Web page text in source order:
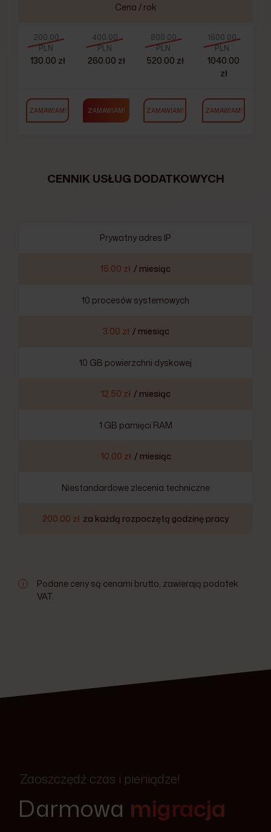
Cena / rok
200.00
PLN
130.00 zł
400.00
PLN
260.00 zł
800.00
PLN
520.00 zł
1600.00
PLN
1040.00
zł
ZAMAWIAM! ZAMAWIAM! ZAMAWIAM! ZAMAWIAM!
CENNIK USŁUG DODATKOWYCH
Prywatny adres IP
15.00 zł / miesiąc
10 procesów systemowych
3.00 zł / miesiąc
10 GB powierzchni dyskowej
12.50 zł / miesiąc
1 GB pamięci RAM
10.00 zł / miesiąc
Niestandardowe zlecenia techniczne
200.00 zł za każdą rozpoczętą godzinę pracy
i
Podane ceny są cenami brutto, zawierają podatek
VAT.
Zaoszczędź czas i pieniądze!
Darmowa migracja